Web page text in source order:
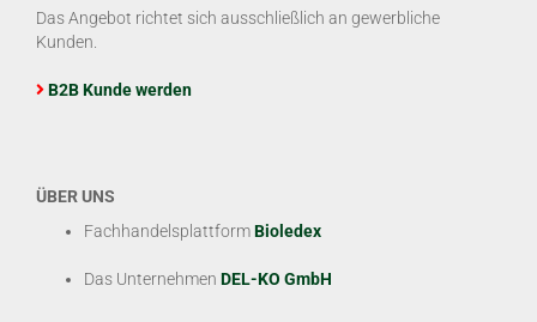
Das Angebot richtet sich ausschließlich an gewerbliche
Kunden.
B2B Kunde werden
ÜBER UNS
FachhandelsplattformBioledex
Das Unternehmen DEL-KO GmbH